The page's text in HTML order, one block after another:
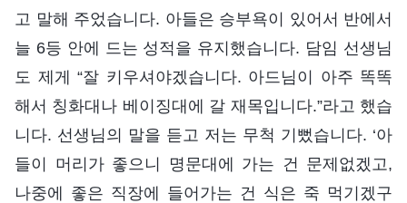
고 말해 주었습니다. 아들은 승부욕이 있어서 반에서
늘 6등 안에 드는 성적을 유지했습니다. 담임 선생님
도 제게 “잘 키우셔야겠습니다. 아드님이 아주 똑똑
해서 칭화대나 베이징대에 갈 재목입니다.”라고 했습
니다. 선생님의 말을 듣고 저는 무척 기뻤습니다. ‘아
들이 머리가 좋으니 명문대에 가는 건 문제없겠고,
나중에 좋은 직장에 들어가는 건 식은 죽 먹기겠구